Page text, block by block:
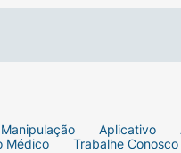
JINKGRIP+:
Aplicativo
Médico Trabalhe Conosco